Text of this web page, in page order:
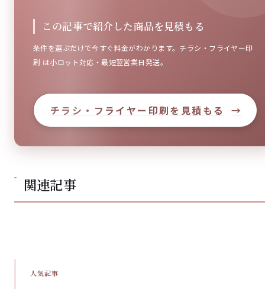
この記事で紹介した商品を見積もる
条件を選ぶだけで今すぐ料金がわかります。チラシ・フライヤー印
刷 は小ロット対応・最短翌営業日発送。
チラシ・フライヤー印刷を見積もる →
関連記事
人気記事